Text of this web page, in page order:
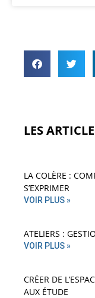
LES
LA COLÈRE :
S’EXPRIMER
VOIR PLUS »
ATELIERS :
VOIR PLUS »
CRÉER DE
AUX ÉTUDE